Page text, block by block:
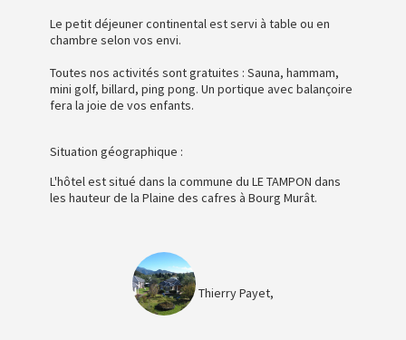
Le petit déjeuner continental est servi à table ou en
chambre selon vos envi.
Toutes nos activités sont gratuites : Sauna, hammam,
mini golf, billard, ping pong. Un portique avec balançoire
fera la joie de vos enfants.
Situation géographique :
L'hôtel est situé dans la commune du LE TAMPON dans
les hauteur de la Plaine des cafres à Bourg Murât.
Thierry Payet,